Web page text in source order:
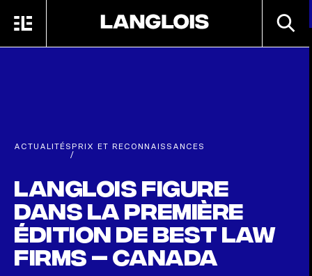
MENU
ACTUALITÉS
/
PRIX ET RECONNAISSANCES
Langlois figure
dans la première
édition de Best Law
Firms – Canada